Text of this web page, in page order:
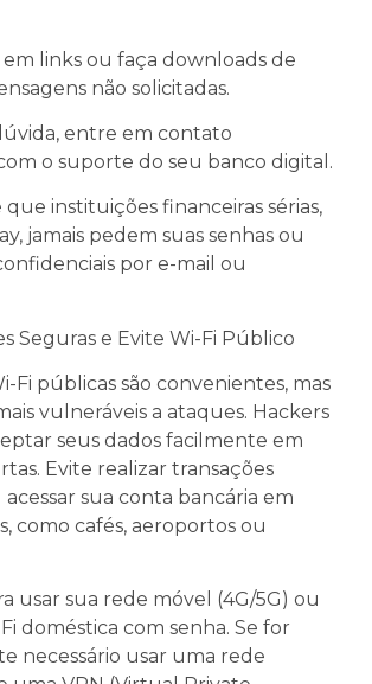
links ou faça downloads de
não solicitadas.
entre em contato
o suporte do seu banco digital.
que instituições financeiras sérias,
jamais pedem suas senhas ou
por e-mail ou
Seguras e Evite Wi-Fi Público
Fi públicas são convenientes, mas
vulneráveis a ataques. Hackers
seus dados facilmente em
Evite realizar transações
sua conta bancária em
como cafés, aeroportos ou
usar sua rede móvel (4G/5G) ou
doméstica com senha. Se for
necessário usar uma rede